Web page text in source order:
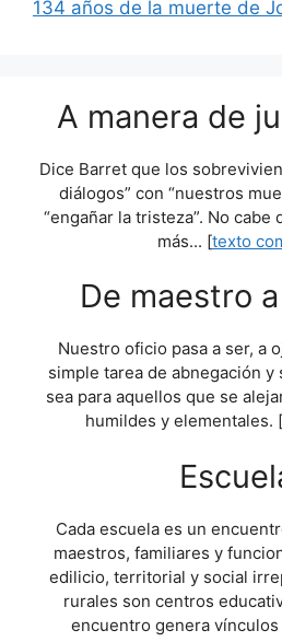
134 años de la muerte de
A manera de
Dice Barret que los
diálogos” con “nuestros
“engañar la tristeza”. No cabe
más... [texto
De maestro
Nuestro oficio pasa a ser, a
simple tarea de abnegación y
sea para aquellos que se
humildes y elementales. [
Cada escuela es un
maestros, familiares y
edilicio, territorial y social
rurales son centros
encuentro genera